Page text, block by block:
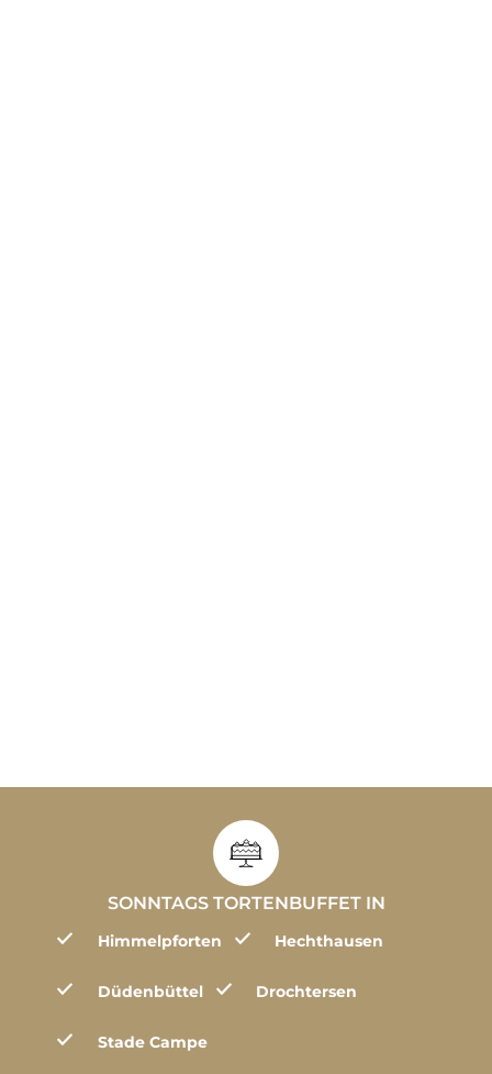
SONNTAGS TORTENBUFFET IN
Himmelpforten Hechthausen
Düdenbüttel Drochtersen
Stade Campe